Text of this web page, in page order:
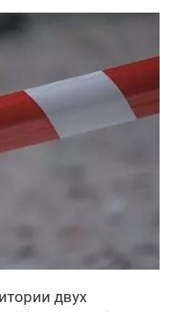
двух